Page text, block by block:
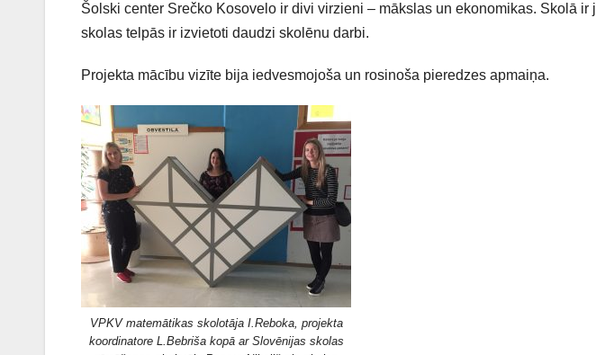
Šolski center Srečko Kosovelo ir divi virzieni – mākslas un ekonomikas. Skolā
skolas telpās ir izvietoti daudzi skolēnu darbi.
Projekta mācību vizīte bija iedvesmojoša un rosinoša pieredzes apmaiņa.
VPKV matemātikas skolotāja I.Reboka, projekta
koordinatore L.Bebriša kopā ar Slovēnijas skolas